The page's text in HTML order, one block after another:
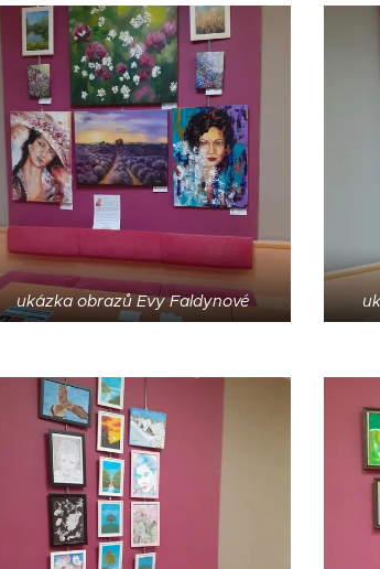
ukázka obrazů Evy Faldynové